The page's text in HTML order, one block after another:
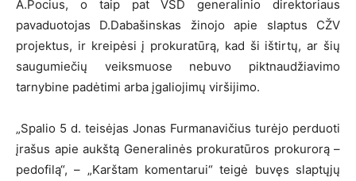
A.Pocius, o taip pat VSD generalinio direktoriaus
pavaduotojas D.Dabašinskas žinojo apie slaptus CŽV
projektus, ir kreipėsi į prokuratūrą, kad ši ištirtų, ar šių
saugumiečių veiksmuose nebuvo piktnaudžiavimo
tarnybine padėtimi arba įgaliojimų viršijimo.
„Spalio 5 d. teisėjas Jonas Furmanavičius turėjo perduoti
įrašus apie aukštą Generalinės prokuratūros prokurorą –
pedofilą“, – „Karštam komentarui“ teigė buvęs slaptųjų